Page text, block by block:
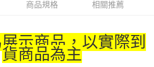
含以上)免運費
商品規格 相關推薦
示商品，以實際到
貨商品為主